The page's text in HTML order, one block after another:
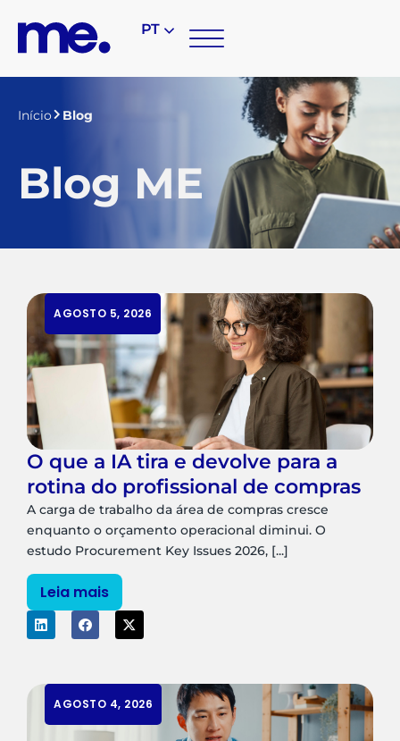
PT
Início Blog
Blog ME
AGOSTO 5, 2026
O que a IA tira e devolve para a
rotina do profissional de compras
A carga de trabalho da área de compras cresce
enquanto o orçamento operacional diminui. O
estudo Procurement Key Issues 2026, [...]
Leia mais
AGOSTO 4, 2026